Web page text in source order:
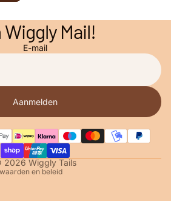
Mail!
E-mail
Aanmelden
2026 Wiggly Tails
en beleid